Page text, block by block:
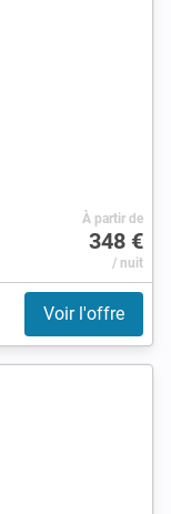
À partir de
348 €
/ nuit
Voir l'offre